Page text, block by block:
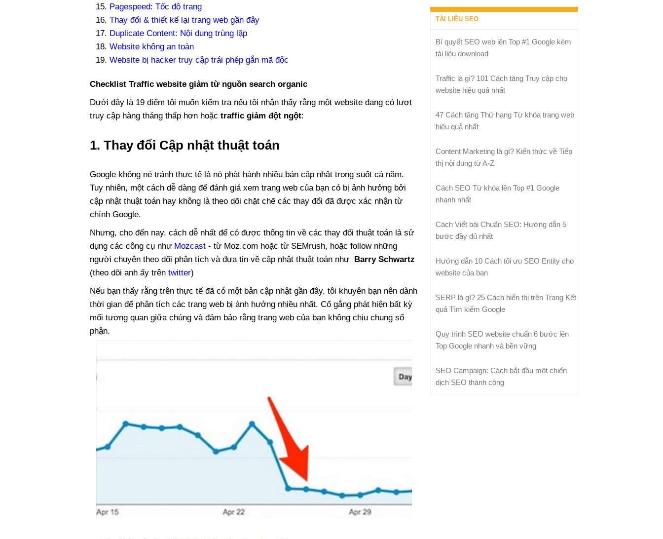
Pagespeed: Tốc độ trang
Thay đổi & thiết kế lại trang web gần đây
Duplicate Content: Nội dung trùng lặp
Website không an toàn
Website bị hacker truy cập trái phép gắn mã độc
Checklist Traffic website giảm từ nguồn search organic
Dưới đây là 19 điểm tôi muốn kiểm tra nếu tôi nhận thấy rằng một website đang có lượt
truy cập hàng tháng thấp hơn hoặc traffic giảm đột ngột:
1. Thay đổi Cập nhật thuật toán
Google không né tránh thực tế là nó phát hành nhiều bản cập nhật trong suốt cả năm.
Tuy nhiên, một cách dễ dàng để đánh giá xem trang web của bạn có bị ảnh hưởng bởi
cập nhật thuật toán hay không là theo dõi chặt chẽ các thay đổi đã được xác nhận từ
chính Google.
Nhưng, cho đến nay, cách dễ nhất để có được thông tin về các thay đổi thuật toán là sử
dụng các công cụ như Mozcast - từ Moz.com hoặc từ SEMrush, hoặc follow những
người chuyên theo dõi phân tích và đưa tin về cập nhật thuật toán như
Barry Schwartz
(theo dõi anh ấy trên twitter)
Nếu bạn thấy rằng trên thực tế đã có một bản cập nhật gần đây, tôi khuyên bạn nên dành
thời gian để phân tích các trang web bị ảnh hưởng nhiều nhất. Cố gắng phát hiện bất kỳ
mối tương quan giữa chúng và đảm bảo rằng trang web của bạn không chịu chung số
phận.
TÀI LIỆU SEO
Bí quyết SEO web lên Top #1 Google kèm
tài liệu download
Traffic là gì? 101 Cách tăng Truy cập cho
website hiệu quả nhất
47 Cách tăng Thứ hạng Từ khóa trang web
hiệu quả nhất
Content Marketing là gì? Kiến thức về Tiếp
thị nội dung từ A-Z
Cách SEO Từ khóa lên Top #1 Google
nhanh nhất
Cách Viết bài Chuẩn SEO: Hướng dẫn 5
bước đầy đủ nhất
Hướng dẫn 10 Cách tối ưu SEO Entity cho
website của bạn
SERP là gì? 25 Cách hiển thị trên Trang Kết
quả Tìm kiếm Google
Quy trình SEO website chuẩn 6 bước lên
Top Google nhanh và bền vững
SEO Campaign: Cách bắt đầu một chiến
dịch SEO thành công